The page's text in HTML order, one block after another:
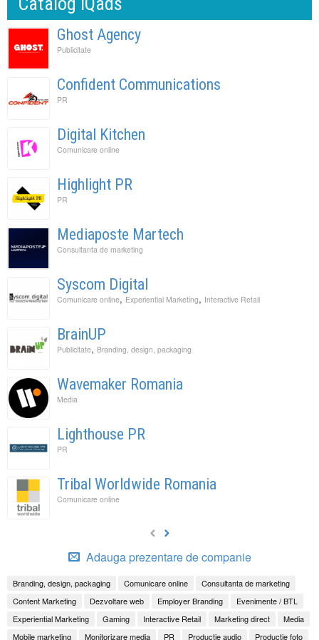
Ghost Agency
Publicitate
Confident Communications
PR
Digital Kitchen
Comunicare online
Highlight PR
PR
Mediaposte Martech
Consultanta de marketing
Syscom Digital
Comunicare online, Experiential Marketing, Interactive Retail
BrainUP
Publicitate, Branding, design, packaging
Wavemaker Romania
Media
Lighthouse PR
PR
Tribal Worldwide Romania
Comunicare online
Adauga prezentare de companie
Branding, design, packaging Comunicare online
Consultanta de marketing
Content Marketing
Dezvoltare web Employer Branding
Evenimente / BTL
Experiential Marketing
Gaming Interactive Retail Marketing direct
Media
Mobile marketing
Monitorizare media PR Productie audio Productie foto